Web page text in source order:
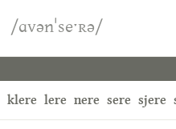
/ɑvənˈseˑʀə/
klere lere nere sere sjere